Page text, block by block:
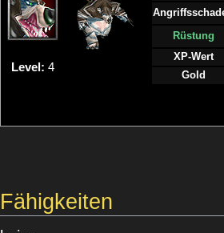
Level: 4
Rüstung
XP-Wert
Gold
Fähigkeiten